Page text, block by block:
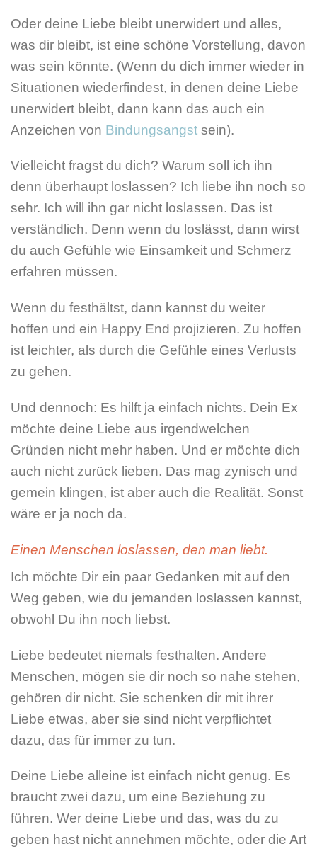
Oder deine Liebe bleibt unerwidert und alles,
was dir bleibt, ist eine schöne Vorstellung, davon
was sein könnte. (Wenn du dich immer wieder in
Situationen wiederfindest, in denen deine Liebe
unerwidert bleibt, dann kann das auch ein
Anzeichen von Bindungsangst sein).
Vielleicht fragst du dich? Warum soll ich ihn
denn überhaupt loslassen? Ich liebe ihn noch so
sehr. Ich will ihn gar nicht loslassen. Das ist
verständlich. Denn wenn du loslässt, dann wirst
du auch Gefühle wie Einsamkeit und Schmerz
erfahren müssen.
Wenn du festhältst, dann kannst du weiter
hoffen und ein Happy End projizieren. Zu hoffen
ist leichter, als durch die Gefühle eines Verlusts
zu gehen.
Und dennoch: Es hilft ja einfach nichts. Dein Ex
möchte deine Liebe aus irgendwelchen
Gründen nicht mehr haben. Und er möchte dich
auch nicht zurück lieben. Das mag zynisch und
gemein klingen, ist aber auch die Realität. Sonst
wäre er ja noch da.
Einen Menschen loslassen, den man liebt.
Ich möchte Dir ein paar Gedanken mit auf den
Weg geben, wie du jemanden loslassen kannst,
obwohl Du ihn noch liebst.
Liebe bedeutet niemals festhalten. Andere
Menschen, mögen sie dir noch so nahe stehen,
gehören dir nicht. Sie schenken dir mit ihrer
Liebe etwas, aber sie sind nicht verpflichtet
dazu, das für immer zu tun.
Deine Liebe alleine ist einfach nicht genug. Es
braucht zwei dazu, um eine Beziehung zu
führen. Wer deine Liebe und das, was du zu
geben hast nicht annehmen möchte, oder die Art